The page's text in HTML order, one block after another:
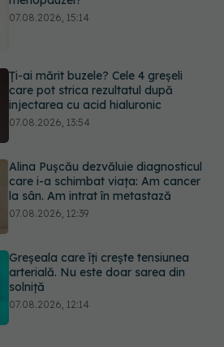
Ți-ai mărit buzele? Cele 4 greșeli
Alina Pușcău dezvăluie diagnosticul
care i-a schimbat viața: Am cancer
Greșeala care îți crește tensiunea
arterială. Nu este doar sarea din
PNRR: 174 de milioane de lei pentru
sănătate într-o singură săptămână.